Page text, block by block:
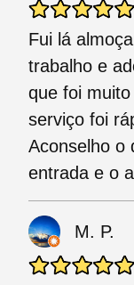
Fui lá
trabalho e
que foi
serviço foi
Aconselho o
entrada e o
M. P.